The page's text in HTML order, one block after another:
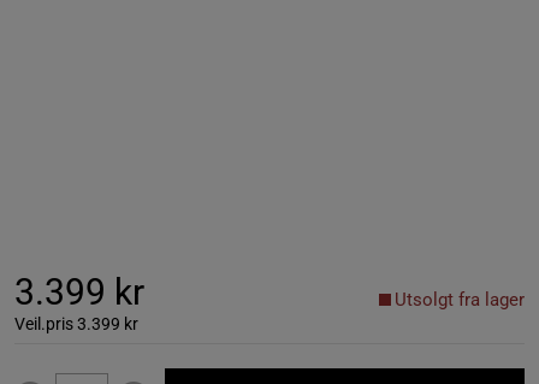
3.399 kr
Veil.pris3.399 kr
Utsolgt fra lager